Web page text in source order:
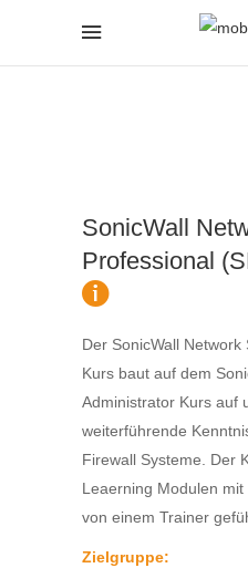
SonicWall
Professional
Der SonicWall
Kurs baut auf dem
Administrator Kurs auf
weiterführende
Firewall Systeme. Der
Leaerning Modulen
von einem Trainer
Zielgruppe: